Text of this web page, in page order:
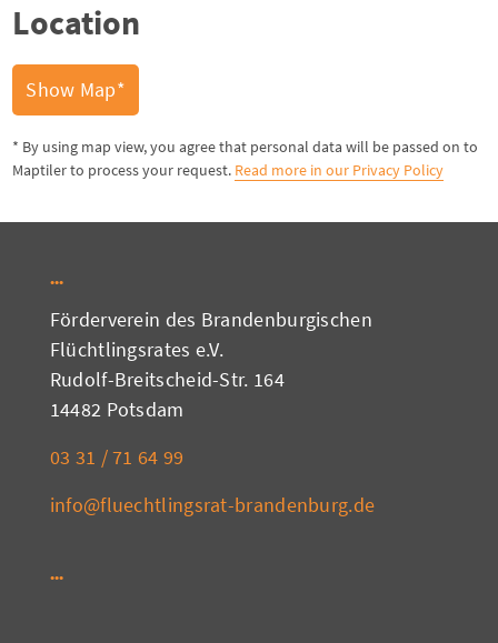
Location
Show Map*
* By using map view, you agree that personal data will be passed on to
Maptiler to process your request. Read more in our Privacy Policy
Förderverein des Brandenburgischen
Flüchtlingsrates e.V.
Rudolf-Breitscheid-Str. 164
14482 Potsdam
03 31 / 71 64 99
info@fluechtlingsrat-brandenburg.de